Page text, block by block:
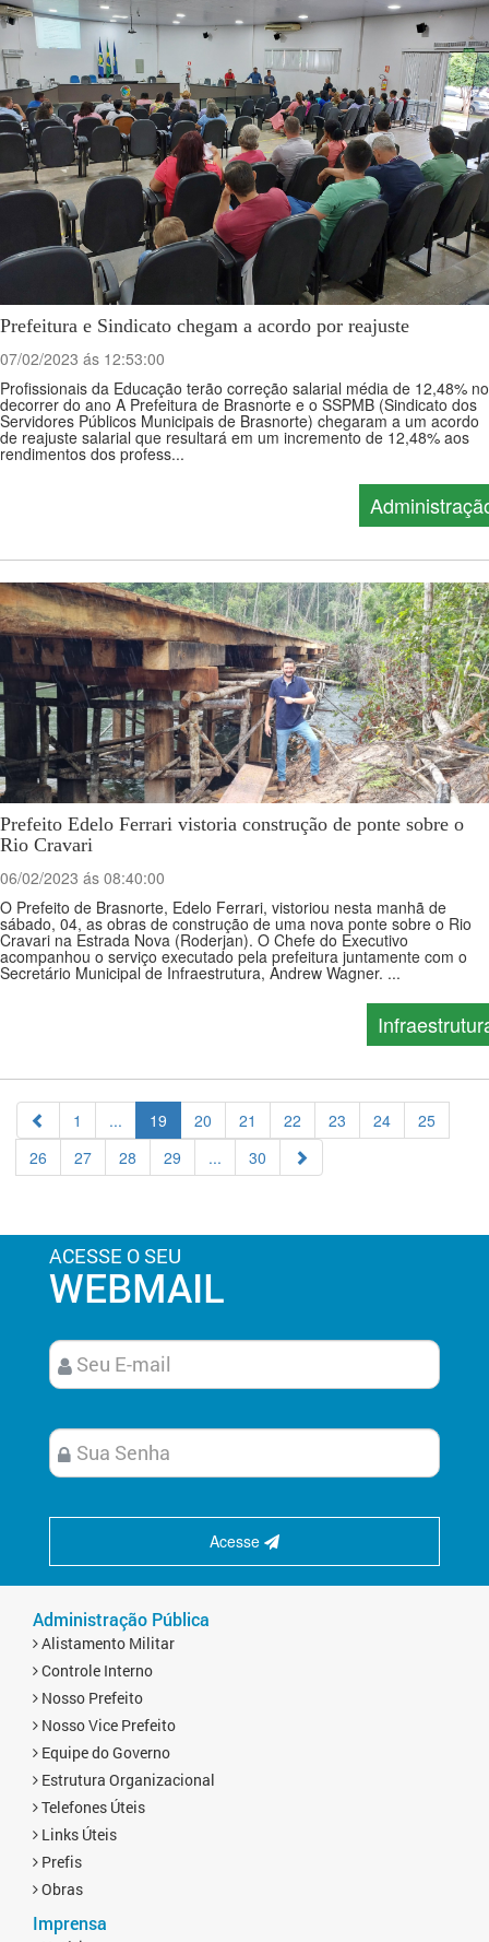
Prefeitura e Sindicato chegam a acordo por reajuste
07/02/2023 ás 12:53:00
Profissionais da Educação terão correção salarial média de 12,48% no
decorrer do ano A Prefeitura de Brasnorte e o SSPMB (Sindicato dos
Servidores Públicos Municipais de Brasnorte) chegaram a um acordo
de reajuste salarial que resultará em um incremento de 12,48% aos
rendimentos dos profess...
Prefeito Edelo Ferrari vistoria construção de ponte sobre o
Rio Cravari
06/02/2023 ás 08:40:00
O Prefeito de Brasnorte, Edelo Ferrari, vistoriou nesta manhã de
sábado, 04, as obras de construção de uma nova ponte sobre o Rio
Cravari na Estrada Nova (Roderjan). O Chefe do Executivo
acompanhou o serviço executado pela prefeitura juntamente com o
Secretário Municipal de Infraestrutura, Andrew Wagner. ...
1 ... 19 20 21 22 23 24
25
26
27 28 29 ... 30
ACESSE O SEU
WEBMAIL
Acesse
Administração Pública
Alistamento Militar
Controle Interno
Nosso Prefeito
Nosso Vice Prefeito
Equipe do Governo
Estrutura Organizacional
Telefones Úteis
Links Úteis
Prefis
Obras
Imprensa